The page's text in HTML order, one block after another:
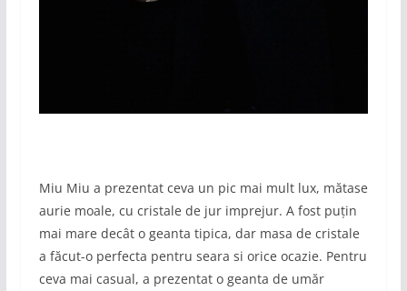
Miu Miu a prezentat ceva un pic mai mult lux, mătase
aurie moale, cu cristale de jur imprejur. A fost puțin
mai mare decât o geanta tipica, dar masa de cristale
a făcut-o perfecta pentru seara si orice ocazie. Pentru
ceva mai casual, a prezentat o geanta de umăr